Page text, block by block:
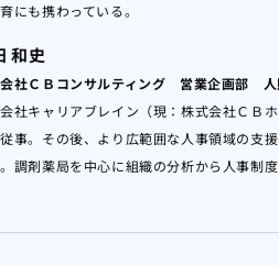
にも携わっている。
和史
社ＣＢコンサルティング 営業企画部
社キャリアブレイン（現：株式会社ＣＢ
事。その後、より広範囲な人事領域の支
調剤薬局を中心に組織の分析から人事制